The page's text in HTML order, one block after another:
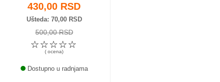
430,00 RSD
Ušteda 70,00 RSD
500,00 RSD
☆
☆
☆
☆
☆
( ocena)
Dostupno u radnjama